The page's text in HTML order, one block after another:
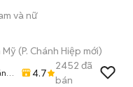
và nữ
Mỹ (P. Chánh Hiệp mới)
4.7
2452 đã
bán